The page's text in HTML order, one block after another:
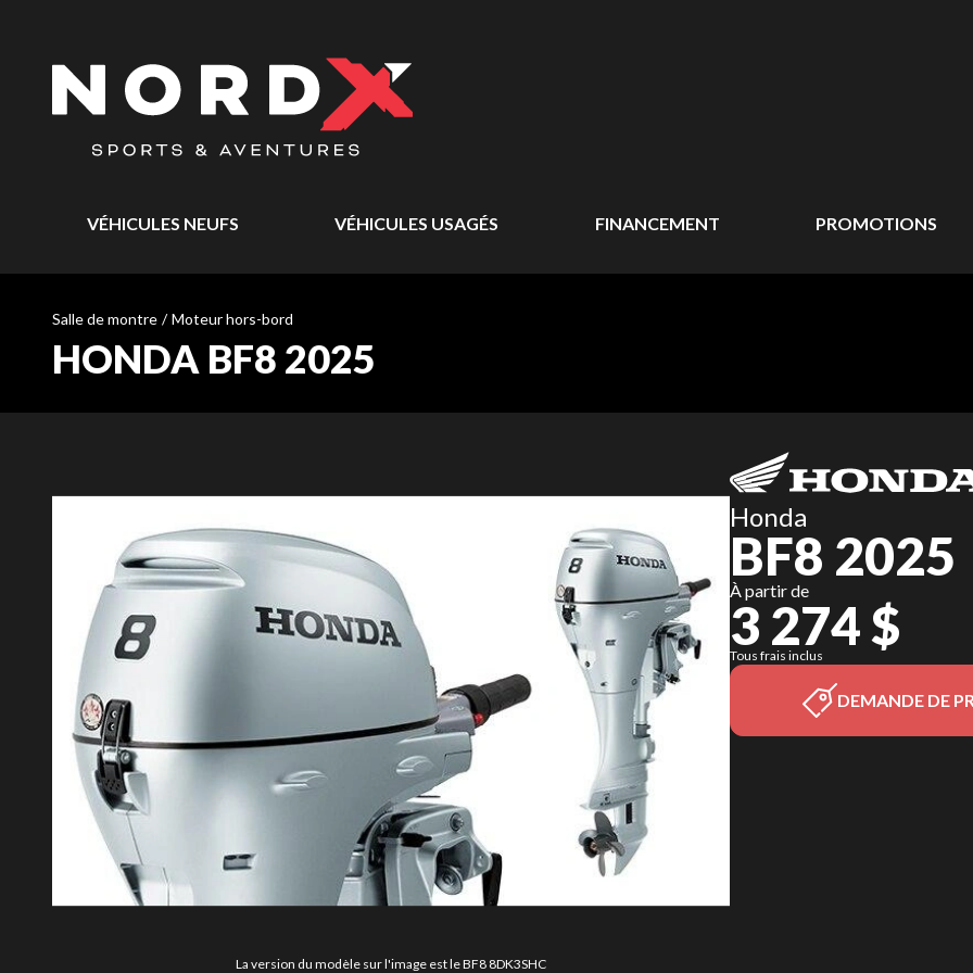
VÉHICULES NEUFS VÉHICULES USAGÉS FINANCEMENT PROMOTIONS
Salle de montre / Moteur hors-bord
HONDA BF8 2025
La version du modèle sur l'image est le BF8 8DK3SHC
Honda
BF8 2025
À partir de
3 274 $
Tous frais inclus
DEMANDE DE